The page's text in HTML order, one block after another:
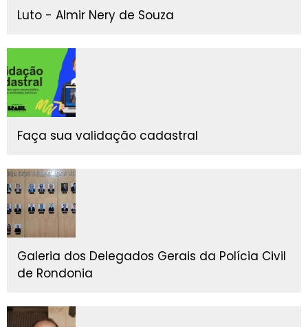
Luto - Almir Nery de Souza
Faça sua validação cadastral
Galeria dos Delegados Gerais da Polícia Civil
de Rondonia